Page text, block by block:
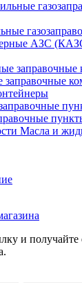
Масла и
и получайте